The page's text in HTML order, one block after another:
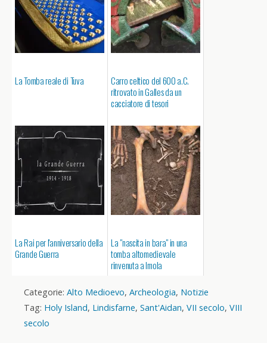
La Tomba reale di Tuva
Carro celtico del 600 a.C.
ritrovato in Galles da un
cacciatore di tesori
La Rai per l'anniversario della
Grande Guerra
La "nascita in bara" in una
tomba altomedievale
rinvenuta a Imola
Categorie: Alto Medioevo, Archeologia, Notizie
Tag: Holy Island, Lindisfarne, Sant'Aidan, VII secolo, VIII
secolo